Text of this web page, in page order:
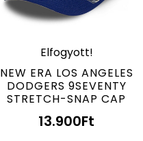
Elfogyott!
NEW ERA LOS ANGELES
DODGERS 9SEVENTY
STRETCH-SNAP CAP
13.900Ft